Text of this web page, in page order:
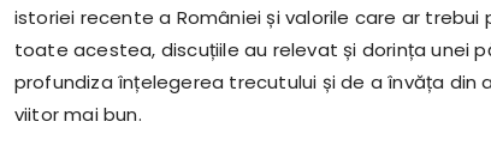
istoriei recente a României și valorile care ar
toate acestea, discuțiile au relevat și dorința unei
profundiza înțelegerea trecutului și de a învăța din
viitor mai bun.